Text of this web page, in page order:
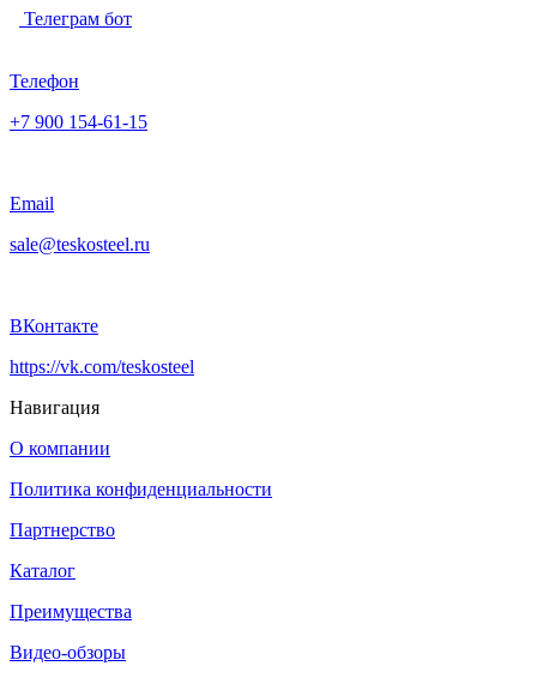
Телеграм бот
Телефон
+7 900 154-61-15
Email
sale@teskosteel.ru
ВКонтакте
https://vk.com/teskosteel
Навигация
О компании
Политика конфиденциальности
Партнерство
Каталог
Преимущества
Видео-обзоры